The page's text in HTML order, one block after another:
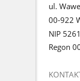
ul.
00-922
NIP
Regon